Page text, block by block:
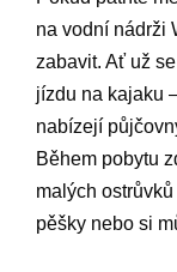
na vodní nádrži
zabavit. Ať už
jízdu na kajaku
nabízejí
Během pobytu
malých
pěšky nebo si